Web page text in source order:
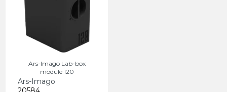
Ars-Imago Lab-box
module 120
Ars-Imago